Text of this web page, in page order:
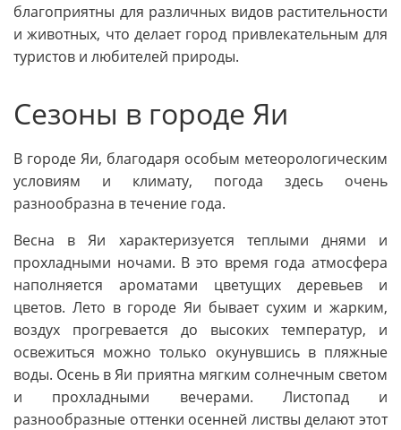
благоприятны для различных видов растительности
и животных, что делает город привлекательным для
туристов и любителей природы.
Сезоны в городе Яи
В городе Яи, благодаря особым метеорологическим
условиям и климату, погода здесь очень
разнообразна в течение года.
Весна в Яи характеризуется теплыми днями и
прохладными ночами. В это время года атмосфера
наполняется ароматами цветущих деревьев и
цветов. Лето в городе Яи бывает сухим и жарким,
воздух прогревается до высоких температур, и
освежиться можно только окунувшись в пляжные
воды. Осень в Яи приятна мягким солнечным светом
и прохладными вечерами. Листопад и
разнообразные оттенки осенней листвы делают этот